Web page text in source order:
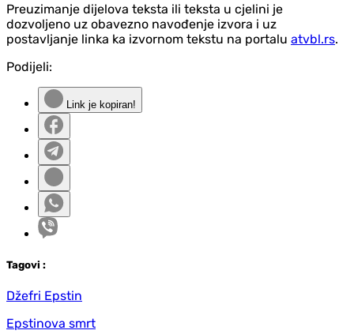
Preuzimanje dijelova teksta ili teksta u cjelini je
dozvoljeno uz obavezno navođenje izvora i uz
postavljanje linka ka izvornom tekstu na portalu atvbl.rs.
Podijeli:
Link je kopiran!
Tagovi :
Džefri Epstin
Epstinova smrt